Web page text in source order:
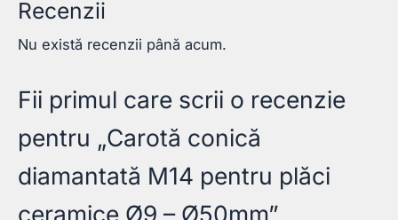
Recenzii
Nu există recenzii până acum.
Fii primul care scrii o recenzie
pentru „Carotă conică
diamantată M14 pentru plăci
ceramice Ø9 – Ø50mm”